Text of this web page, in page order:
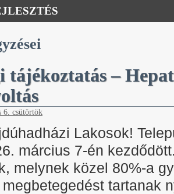
tájékoztatás –
6. csütörtök
Lakosok!
március 7-én
melynek közel 80%-a
tartanak